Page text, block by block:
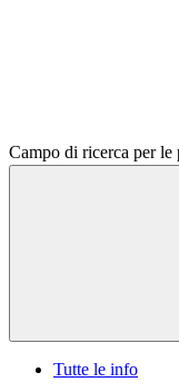
Campo di ricerca per le
Tutte le info